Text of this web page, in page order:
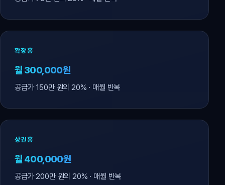
확장홈
월 300,000원
공급가 150만 원의 20% · 매월 반복
상권홈
월 400,000원
공급가 200만 원의 20% · 매월 반복